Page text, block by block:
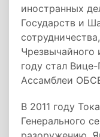
иностранных
Государств и
году стал
Ассамблеи
В 2011 году
Генерального